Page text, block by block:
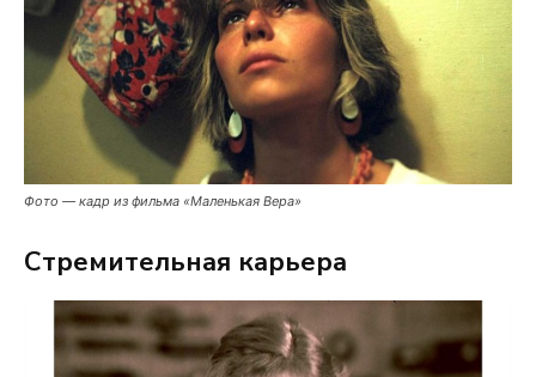
Фото — кадр из фильма «Маленькая Вера»
Стремительная карьера